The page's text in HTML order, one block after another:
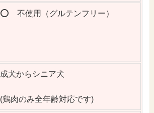
⭕️ 不使用（グルテンフリー）
成犬からシニア犬
(鶏肉のみ全年齢対応です)